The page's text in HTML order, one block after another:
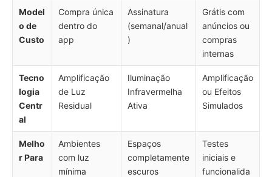
Model
o de
Custo
Compra única
dentro do
app
Assinatura
(semanal/anual
)
Grátis com
anúncios ou
compras
internas
Tecno
logia
Centr
al
Amplificação
de Luz
Residual
Iluminação
Infravermelha
Ativa
Amplificação
ou Efeitos
Simulados
Melho
r Para
Ambientes
com luz
mínima
Espaços
completamente
escuros
Testes
iniciais e
funcionalida